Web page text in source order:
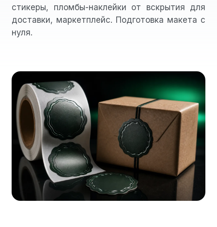
стикеры, пломбы-наклейки от вскрытия для
доставки, маркетплейс. Подготовка макета с
нуля.